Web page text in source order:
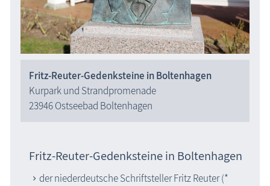
Fritz-Reuter-Gedenksteine in Boltenhagen
Kurpark und Strandpromenade
23946 Ostseebad Boltenhagen
Fritz-Reuter-Gedenksteine in Boltenhagen
der niederdeutsche Schriftsteller Fritz Reuter (*